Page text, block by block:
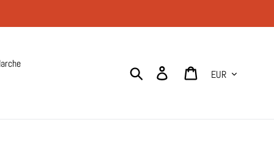
Cerca Accedi Carrello